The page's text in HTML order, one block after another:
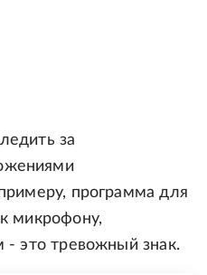
за
программа для
микрофону,
- это тревожный знак.